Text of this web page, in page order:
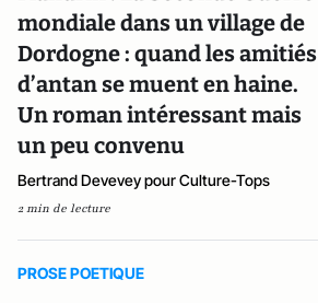
mondiale dans un village de
Dordogne : quand les amitiés
d’antan se muent en haine.
Un roman intéressant mais
un peu convenu
Bertrand Devevey pour Culture-Tops
2 min de lecture
PROSE POETIQUE